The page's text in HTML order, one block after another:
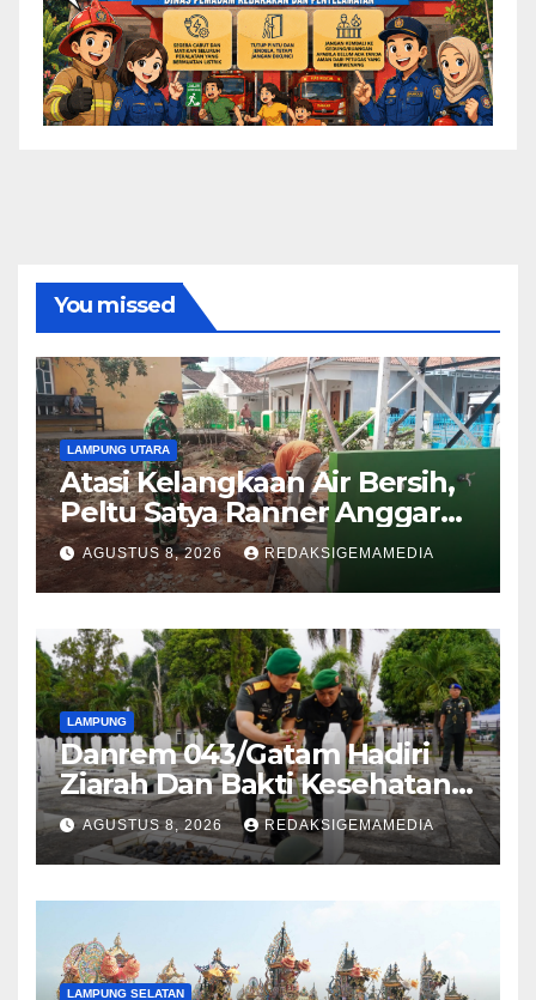
You missed
LAMPUNG UTARA
Atasi Kelangkaan Air Bersih,
Peltu Satya Ranner Anggara
Rampungkan Pembangunan
Sumur Bor di Tanjung Aman
AGUSTUS 8, 2026 REDAKSIGEMAMEDIA
LAMPUNG
Danrem 043/Gatam Hadiri
Ziarah Dan Bakti Kesehatan
HUT Ke-1 Kodam XXI/Radin
Inten
AGUSTUS 8, 2026 REDAKSIGEMAMEDIA
LAMPUNG SELATAN